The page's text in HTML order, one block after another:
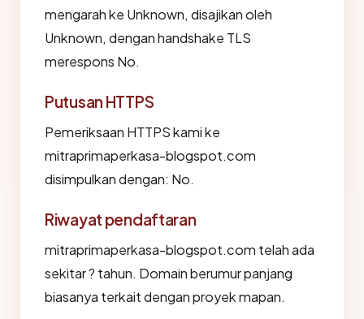
mengarah ke Unknown, disajikan oleh
Unknown, dengan handshake TLS
merespons No.
Putusan HTTPS
Pemeriksaan HTTPS kami ke
mitraprimaperkasa-blogspot.com
disimpulkan dengan: No.
Riwayat pendaftaran
mitraprimaperkasa-blogspot.com telah ada
sekitar ? tahun. Domain berumur panjang
biasanya terkait dengan proyek mapan.